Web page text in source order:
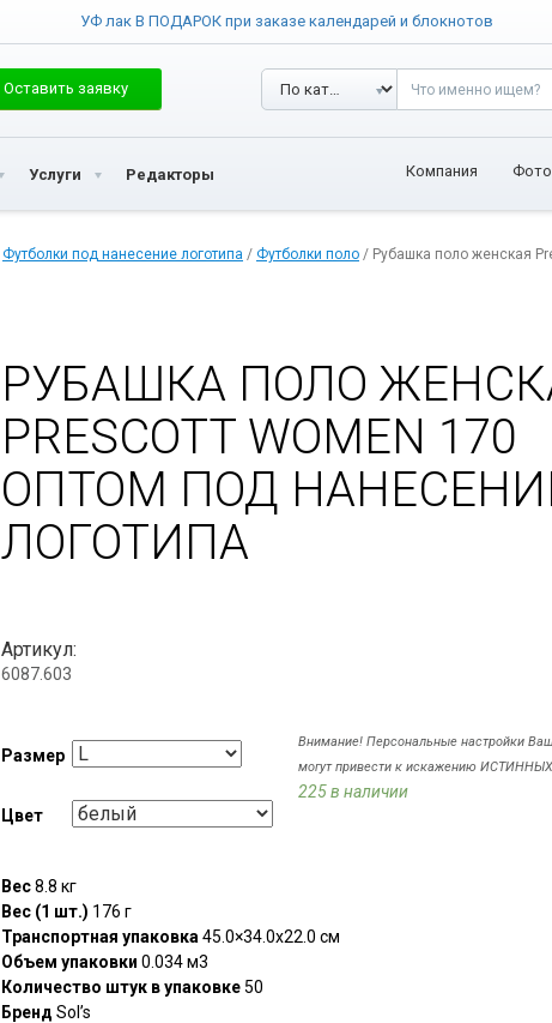
УФ лак В ПОДАРОК при заказе календарей и блокнотов
Оставить заявку
Услуги Редакторы Компания
Футболки под нанесение логотипа / Футболки поло / Рубашка поло женская
РУБАШКА ПОЛО
PRESCOTT WOMEN 170
ОПТОМ ПОД
ЛОГОТИПА
Артикул:
6087.603
Размер
Цвет
Внимание! Персональные настройки
могут привести к искажению
225 в наличии
Вес8.8 кг
Вес (1 шт.) 176 г
Транспортная упаковка 45.0×34.0x22.0 см
Объем упаковки 0.034 м3
Количество штук в упаковке50
Бренд Sol’s